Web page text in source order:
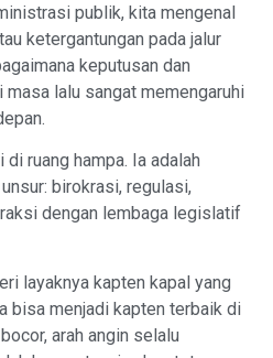
publik, kita mengenal
ketergantungan pada jalur
keputusan dan
masa lalu sangat memengaruhi
ruang hampa. Ia adalah
birokrasi, regulasi,
dengan lembaga legislatif
layaknya kapten kapal yang
bisa menjadi kapten terbaik di
arah angin selalu